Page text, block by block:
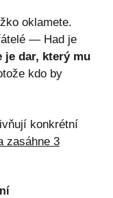
oklamete.
— Had je
je dar, který mu
kdo by
konkrétní
zasáhne 3